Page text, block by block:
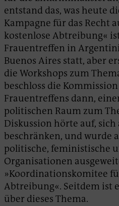
entstand das, was heute
Kampagne für das Recht
kostenlose Abtreibung«
Frauentreffen in
Buenos Aires statt, aber
die Workshops zum
beschloss die
Frauentreffens dann,
politischen Raum zum
Diskussion hörte auf,
beschränken, und wurde
politische, feministische
Organisationen
»Koordinationskomitee
Abtreibung«. Seitdem ist
über dieses Thema.